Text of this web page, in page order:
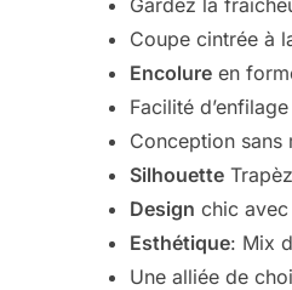
Coupe cintrée à
Encolure en
Facilité
Conception sans
Silhouette
Design chic
Esthétique: Mix
Une alliée de